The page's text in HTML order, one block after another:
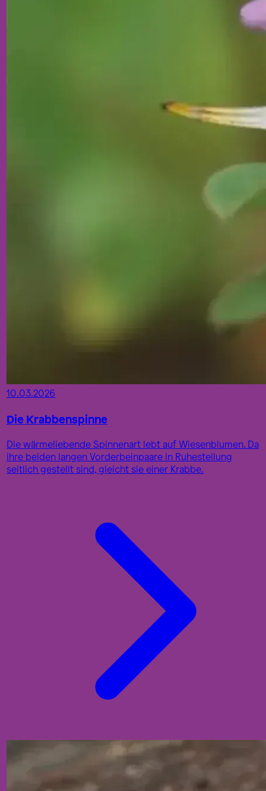
10.03.2026
Die Krabbenspinne
Die wärmeliebende Spinnenart lebt auf Wiesenblumen. Da
ihre beiden langen Vorderbeinpaare in Ruhestellung
seitlich gestellt sind, gleicht sie einer Krabbe.